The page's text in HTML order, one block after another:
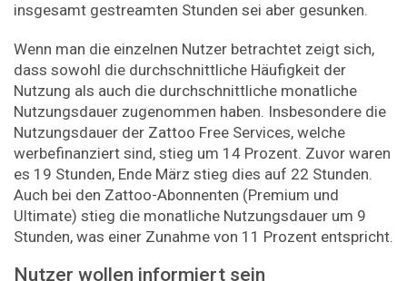
insgesamt gestreamten Stunden sei aber gesunken.
Wenn man die einzelnen Nutzer betrachtet zeigt sich,
dass sowohl die durchschnittliche Häufigkeit der
Nutzung als auch die durchschnittliche monatliche
Nutzungsdauer zugenommen haben. Insbesondere die
Nutzungsdauer der Zattoo Free Services, welche
werbefinanziert sind, stieg um 14 Prozent. Zuvor waren
es 19 Stunden, Ende März stieg dies auf 22 Stunden.
Auch bei den Zattoo-Abonnenten (Premium und
Ultimate) stieg die monatliche Nutzungsdauer um 9
Stunden, was einer Zunahme von 11 Prozent entspricht.
Nutzer wollen informiert sein